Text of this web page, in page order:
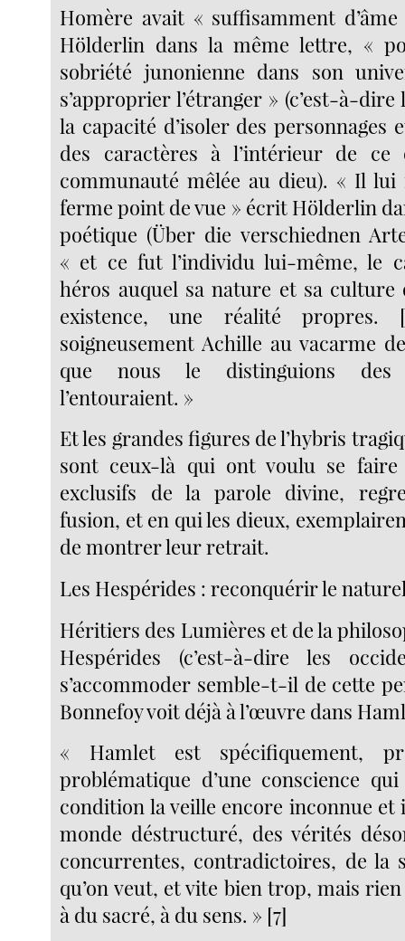
Homère avait « suffisamment
Hölderlin dans la même lettre, «
sobriété junonienne dans son
s’approprier l’étranger » (c’est-à-
la capacité d’isoler des personnages
des caractères à l’intérieur de ce
communauté mêlée au dieu). « Il
ferme point de vue » écrit Hölderlin
poétique (Über die verschiednen
« et ce fut l’individu lui-même, le
héros auquel sa nature et sa
existence, une réalité
soigneusement Achille au vacarme
que nous le distinguions des
l’entouraient. »
Et les grandes figures de l’hybris
sont ceux-là qui ont voulu se faire
exclusifs de la parole divine,
fusion, et en qui les dieux,
de montrer leur retrait.
Les Hespérides : reconquérir le
Héritiers des Lumières et de la
Hespérides (c’est-à-dire les
s’accommoder semble-t-il de cette
Bonnefoy voit déjà à l’œuvre dans
« Hamlet est spécifiquement,
problématique d’une conscience
condition la veille encore inconnue
monde déstructuré, des vérités
concurrentes, contradictoires, de la
qu’on veut, et vite bien trop, mais
à du sacré, à du sens. » [7]